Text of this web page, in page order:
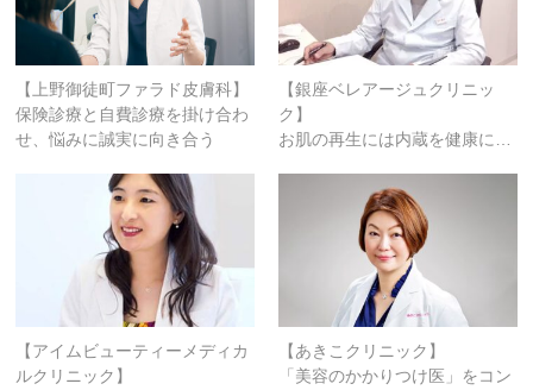
【上野御徒町ファラド皮膚科】
保険診療と自費診療を掛け合わ
せ、悩みに誠実に向き合う
【銀座ベレアージュクリニッ
ク】
お肌の再生には内蔵を健康に…
【アイムビューティーメディカ
ルクリニック】
【あきこクリニック】
「美容のかかりつけ医」をコン